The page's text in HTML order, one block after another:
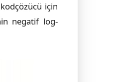
için
negatif log-